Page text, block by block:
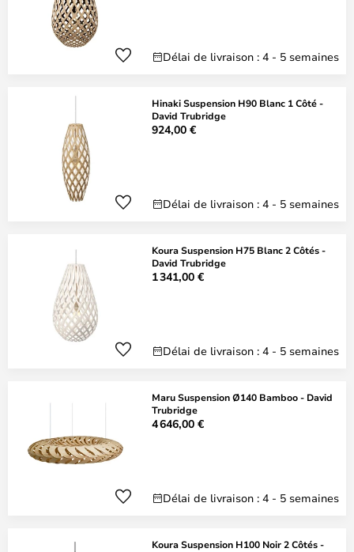
Délai de livraison : 4 - 5 semaines
Hinaki Suspension H90 Blanc 1 Côté -
David Trubridge
924,00 €
Délai de livraison : 4 - 5 semaines
Koura Suspension H75 Blanc 2 Côtés -
David Trubridge
1 341,00 €
Délai de livraison : 4 - 5 semaines
Maru Suspension Ø140 Bamboo - David
Trubridge
4 646,00 €
Délai de livraison : 4 - 5 semaines
Koura Suspension H100 Noir 2 Côtés -